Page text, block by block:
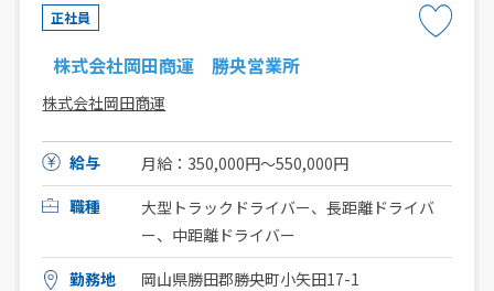
正社員
株式会社岡田商運 勝央営業所
株式会社岡田商運
給与
月給：350,000円～550,000円
職種
大型トラックドライバー、長距離ドライバ
ー、中距離ドライバー
勤務地
岡山県勝田郡勝央町小矢田17-1